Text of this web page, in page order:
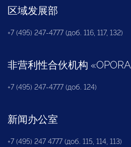
区域发展部
+7 (495) 247-4777 (доб. 116, 117, 132)
非营利性合伙机构 «OPORA
+7 (495) 247-4777 (доб. 124)
新闻办公室
+7 (495) 247 4777 (доб. 115, 114, 113)